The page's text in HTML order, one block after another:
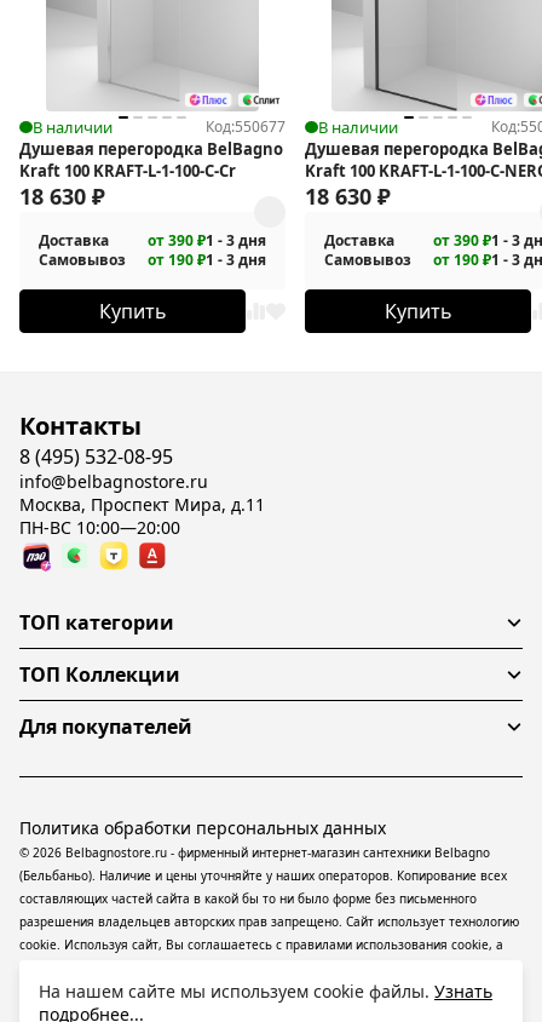
В наличии Код:550677
Душевая перегородка BelBagno
Kraft 100 KRAFT-L-1-100-C-Cr
18 630 ₽
Доставка от 390 ₽1 - 3 дня
Самовывоз
от 190 ₽1 - 3 дня
Купить
В наличии Код:
Душевая перегородка
Kraft 100 KRAFT-L-1-100-C-
18 630 ₽
Доставка от 390 ₽1 - 3
Самовывоз
от 190 ₽1 - 3
Купить
Контакты
8 (495) 532-08-95
info@belbagnostore.ru
Москва, Проспект Мира, д.11
ПН-ВС 10:00—20:00
ТОП категории
ТОП Коллекции
Для покупателей
© 2026 Belbagnostore.ru - фирменный интернет-магазин сантехники Belbagno
(Бельбаньо). Наличие и цены уточняйте у наших операторов. Копирование всех
составляющих частей сайта в какой бы то ни было форме без письменного
разрешения владельцев авторских прав запрещено. Сайт использует технологию
cookie. Используя сайт, Вы соглашаетесь с правилами использования cookie, а
ресурсе применяютсярекомендательные технологии(информационные
технологии предоставления информации на основе сбора, систематизации и
Политика обработки персональных данных
На нашем сайте мы используем cookie файлы. Узнать
подробнее...